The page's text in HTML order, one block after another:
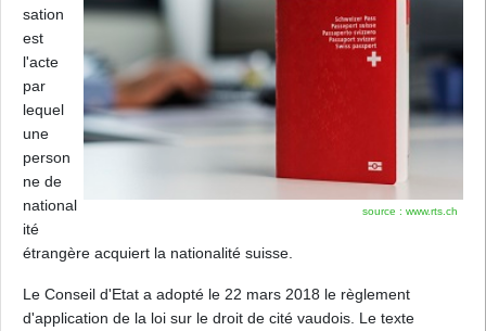
source : www.rts.ch
sation
est
l'acte
par
lequel
une
person
ne de
national
ité
étrangère acquiert la nationalité suisse.
Le Conseil d'Etat a adopté le 22 mars 2018 le règlement
d'application de la loi sur le droit de cité vaudois. Le texte